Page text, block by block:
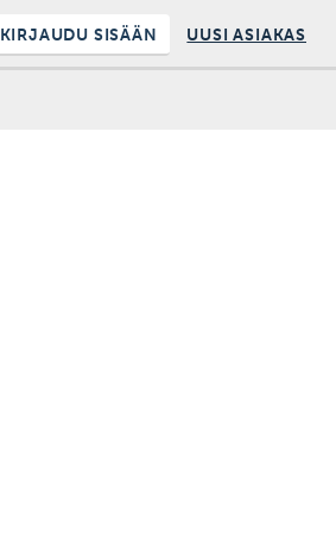
KIRJAUDU SISÄÄN UUSI ASIAKAS